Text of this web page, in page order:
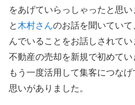
をあげていらっしゃったと思
と 木村さんのお話を聞いてい
んでいることをお話しされてい
不動産の売却を新規で初めてい
もう一度活用して集客につな
思いがありました。